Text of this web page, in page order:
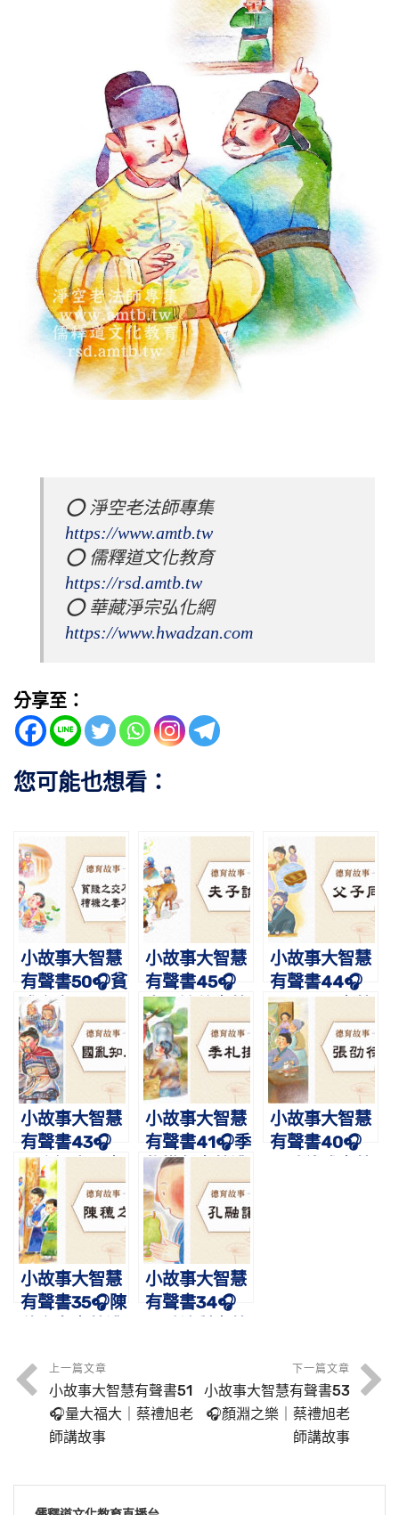
⭕️ 淨空老法師專集
https://www.amtb.tw
⭕️ 儒釋道文化教育
https://rsd.amtb.tw
⭕️ 華藏淨宗弘化網
https://www.hwadzan.com
分享至：
您可能也想看：
小故事大智慧
有聲書50🎧貧
賤之交不可
忘，糟糠之妻
不下堂｜蔡禮
旭老師講故事
小故事大智慧
有聲書45🎧
夫子論善｜蔡
禮旭老師講故
事
小故事大智慧
有聲書44🎧
父子同心｜蔡
禮旭老師講故
事
小故事大智慧
有聲書43🎧
國亂知忠臣｜
蔡禮旭老師講
故事
小故事大智慧
有聲書41🎧季
札掛劍｜蔡禮
旭老師講故事
小故事大智慧
有聲書40🎧
小故事大智慧
有聲書35🎧陳
小故事大智慧
有聲書34🎧
上一篇文章
小故事大智慧有聲書51
🎧量大福大｜蔡禮旭老
師講故事
下一篇文章
小故事大智慧有聲書53
🎧顏淵之樂｜蔡禮旭老
師講故事